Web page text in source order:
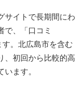
サイトで長期間にわ
で、「口コミ
。北広島市を含む
、初回から比較的高
ます。